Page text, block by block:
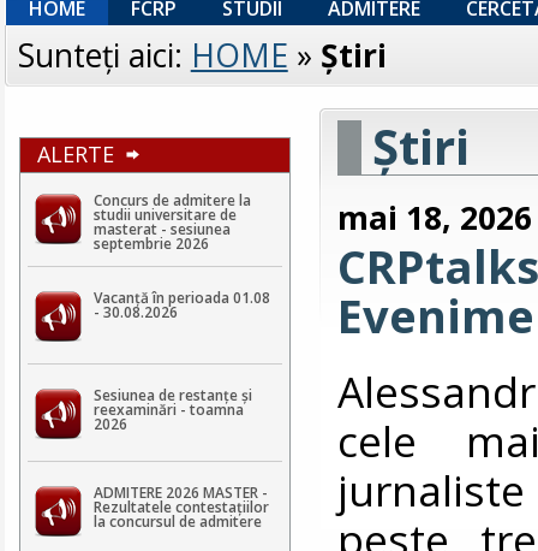
HOME FCRP STUDII ADMITERE
Sunteţi aici: HOME » Ştiri
ALERTE
Concurs de admitere la
studii universitare de
masterat - sesiunea
septembrie 2026
Vacanță în perioada 01.08
- 30.08.2026
Sesiunea de restanțe și
reexaminări - toamna
2026
ADMITERE 2026 MASTER -
Rezultatele contestaţiilor
la concursul de admitere
Ştiri
mai 18, 2026
cele
peste